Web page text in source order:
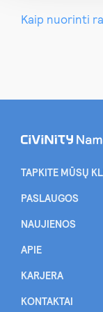
Kaip nuorinti
TAPKITE MŪSŲ
PASLAUGOS
NAUJIENOS
APIE
KARJERA
KONTAKTAI